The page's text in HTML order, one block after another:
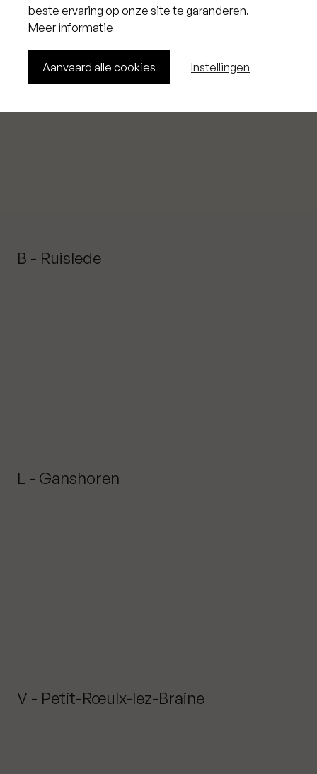
I - Knokke
B - Ruislede
L - Ganshoren
V - Petit-Rœulx-lez-Braine
beste ervaring op onze site te garanderen.
Meer informatie
Aanvaard alle cookies Instellingen